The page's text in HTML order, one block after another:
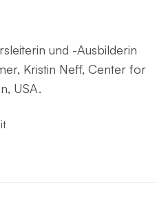
und -Ausbilderin
Kristin Neff, Center for
USA.